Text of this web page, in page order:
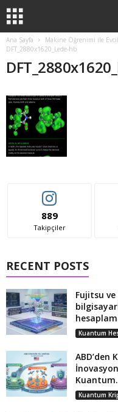
Ana Sayfa
Makine Öğrenimi ile
DFT_2880x1620_Lede-hb
889
Takipçiler
RECENT POSTS
Fujitsu
Kuantum
ABD’den
Kuantum